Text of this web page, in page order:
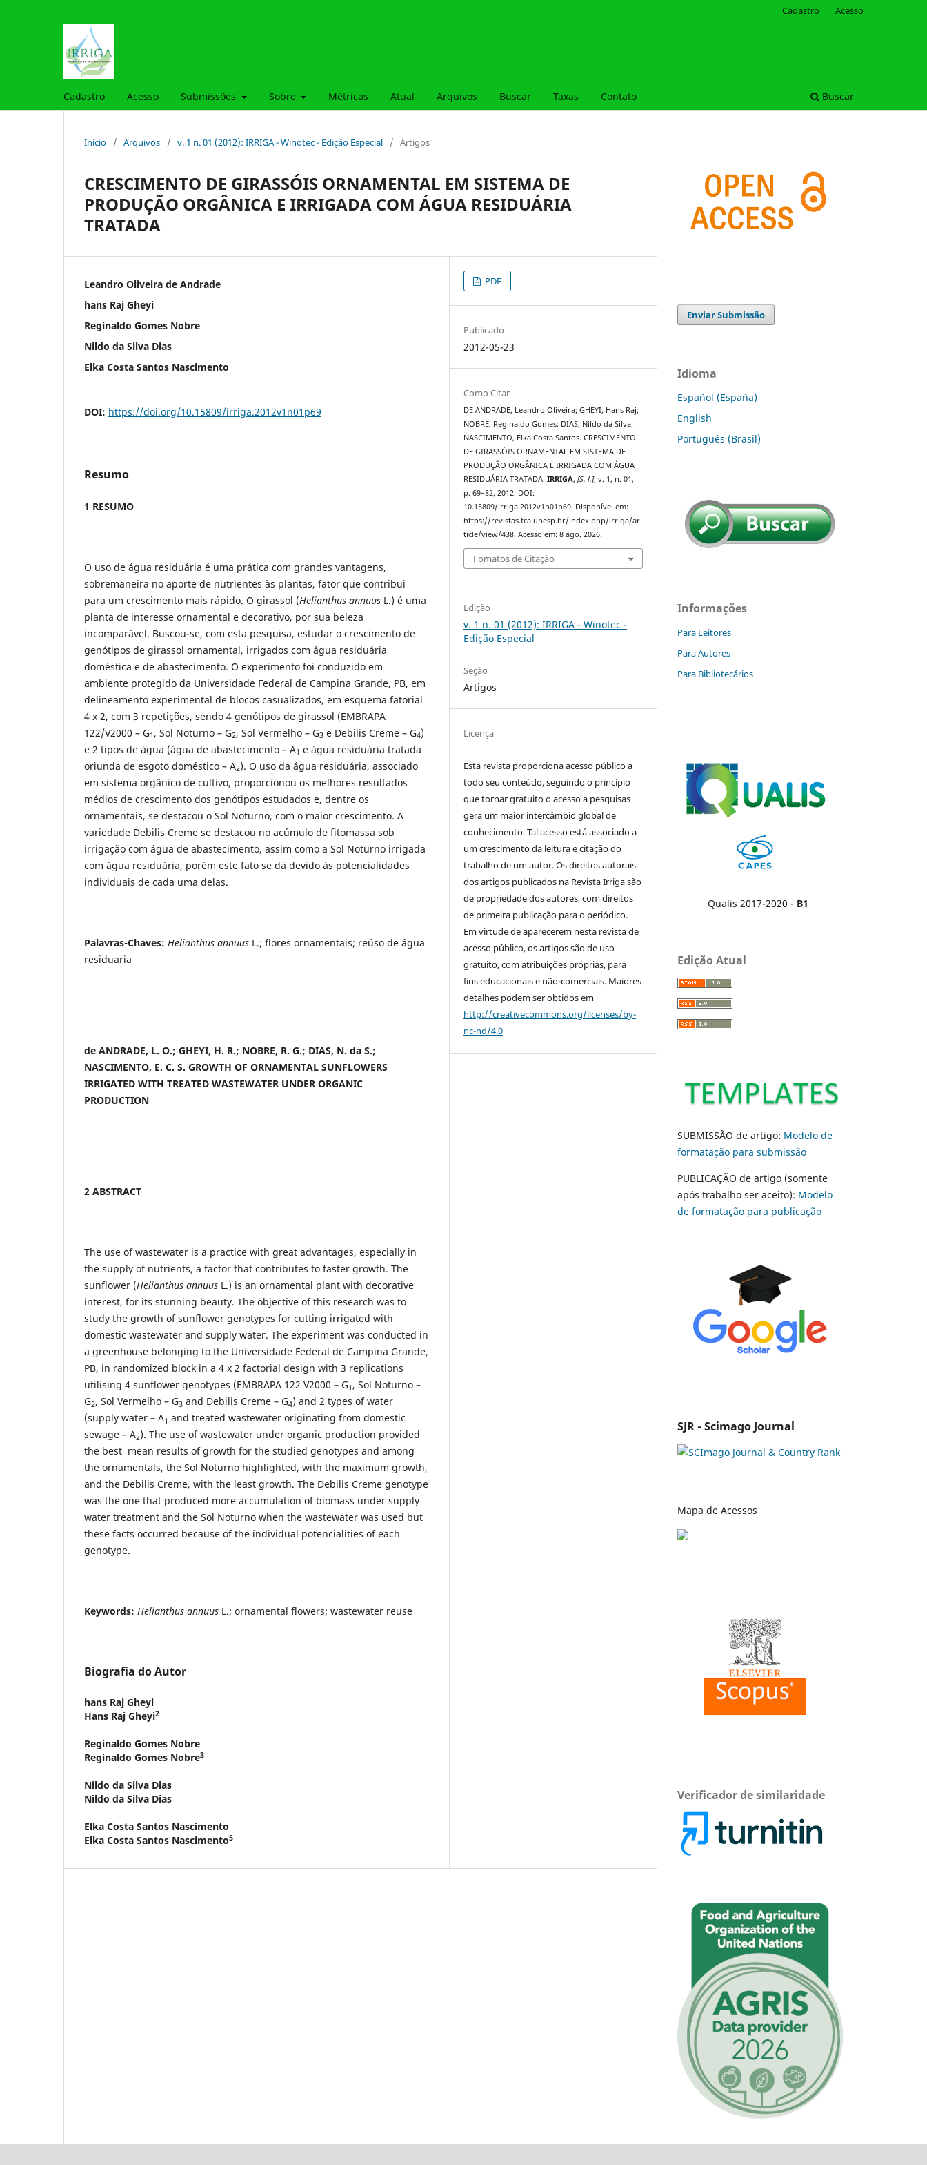
Cadastro Acesso Submissões Sobre Métricas Atual Arquivos Buscar Taxas Contato Buscar
Cadastro Acesso
Início / Arquivos / v. 1 n. 01 (2012): IRRIGA - Winotec - Edição Especial / Artigos
CRESCIMENTO DE GIRASSÓIS ORNAMENTAL EM SISTEMA DE
PRODUÇÃO ORGÂNICA E IRRIGADA COM ÁGUA RESIDUÁRIA
TRATADA
Leandro Oliveira de Andrade
hans Raj Gheyi
Reginaldo Gomes Nobre
Nildo da Silva Dias
Elka Costa Santos Nascimento
DOI: https://doi.org/10.15809/irriga.2012v1n01p69
Resumo
1 RESUMO
O uso de água residuária é uma prática com grandes vantagens,
sobremaneira no aporte de nutrientes às plantas, fator que contribui
para um crescimento mais rápido. O girassol (Helianthus annuus L.) é uma
planta de interesse ornamental e decorativo, por sua beleza
incomparável. Buscou-se, com esta pesquisa, estudar o crescimento de
genótipos de girassol ornamental, irrigados com água residuária
doméstica e de abastecimento. O experimento foi conduzido em
ambiente protegido da Universidade Federal de Campina Grande, PB, em
delineamento experimental de blocos casualizados, em esquema fatorial
4 x 2, com 3 repetições, sendo 4 genótipos de girassol (EMBRAPA
122/V2000 – G1 , Sol Noturno – G2, Sol Vermelho – G3 e Debilis Creme – G4)
e 2 tipos de água (água de abastecimento – A1 e água residuária tratada
oriunda de esgoto doméstico – A2). O uso da água residuária, associado
em sistema orgânico de cultivo, proporcionou os melhores resultados
médios de crescimento dos genótipos estudados e, dentre os
ornamentais, se destacou o Sol Noturno, com o maior crescimento. A
variedade Debilis Creme se destacou no acúmulo de fitomassa sob
irrigação com água de abastecimento, assim como a Sol Noturno irrigada
com água residuária, porém este fato se dá devido às potencialidades
individuais de cada uma delas.
Palavras-Chaves: Helianthus annuus L.; flores ornamentais; reúso de água
residuaria
de ANDRADE, L. O.; GHEYI, H. R.; NOBRE, R. G.; DIAS, N. da S.;
NASCIMENTO, E. C. S. GROWTH OF ORNAMENTAL SUNFLOWERS
IRRIGATED WITH TREATED WASTEWATER UNDER ORGANIC
PRODUCTION
2 ABSTRACT
The use of wastewater is a practice with great advantages, especially in
the supply of nutrients, a factor that contributes to faster growth. The
sunflower (Helianthus annuus L.) is an ornamental plant with decorative
interest, for its stunning beauty. The objective of this research was to
study the growth of sunflower genotypes for cutting irrigated with
domestic wastewater and supply water. The experiment was conducted in
a greenhouse belonging to the Universidade Federal de Campina Grande,
PB, in randomized block in a 4 x 2 factorial design with 3 replications
utilising 4 sunflower genotypes (EMBRAPA 122 V2000 – G1 , Sol Noturno –
G2, Sol Vermelho – G3 and Debilis Creme – G4) and 2 types of water
(supply water – A1 and treated wastewater originating from domestic
sewage – A2). The use of wastewater under organic production provided
the best mean results of growth for the studied genotypes and among
the ornamentals, the Sol Noturno highlighted, with the maximum growth,
and the Debilis Creme, with the least growth. The Debilis Creme genotype
was the one that produced more accumulation of biomass under supply
water treatment and the Sol Noturno when the wastewater was used but
these facts occurred because of the individual potencialities of each
genotype.
Keywords: Helianthus annuus L.; ornamental flowers; wastewater reuse
Biografia do Autor
hans Raj Gheyi
Hans Raj Gheyi2
Reginaldo Gomes Nobre
Reginaldo Gomes Nobre3
Nildo da Silva Dias
Nildo da Silva Dias
Elka Costa Santos Nascimento
Elka Costa Santos Nascimento5
PDF
Publicado
2012-05-23
Como Citar
DE ANDRADE, Leandro Oliveira; GHEYI, Hans Raj;
NOBRE, Reginaldo Gomes; DIAS, Nildo da Silva;
NASCIMENTO, Elka Costa Santos. CRESCIMENTO
DE GIRASSÓIS ORNAMENTAL EM SISTEMA DE
PRODUÇÃO ORGÂNICA E IRRIGADA COM ÁGUA
RESIDUÁRIA TRATADA.IRRIGA,[S. l.], v. 1, n. 01,
p. 69–82, 2012. DOI:
10.15809/irriga.2012v1n01p69. Disponível em:
https://revistas.fca.unesp.br/index.php/irriga/ar
ticle/view/438. Acesso em: 8 ago. 2026.
Fomatos de Citação
Edição
v. 1 n. 01 (2012): IRRIGA - Winotec -
Edição Especial
Seção
Artigos
Licença
Esta revista proporciona acesso público a
todo seu conteúdo, seguindo o princípio
que tornar gratuito o acesso a pesquisas
gera um maior intercâmbio global de
conhecimento. Tal acesso está associado a
um crescimento da leitura e citação do
trabalho de um autor. Os direitos autorais
dos artigos publicados na Revista Irriga são
de propriedade dos autores, com direitos
de primeira publicação para o periódico.
Em virtude de aparecerem nesta revista de
acesso público, os artigos são de uso
gratuito, com atribuições próprias, para
fins educacionais e não-comerciais. Maiores
detalhes podem ser obtidos em
http://creativecommons.org/licenses/by-
nc-nd/4.0
Enviar Submissão
Idioma
Español (España)
English
Português (Brasil)
Informações
Para Leitores
Para Autores
Para Bibliotecários
Qualis 2017-2020 - B1
Edição Atual
SUBMISSÃO de artigo: Modelo de
formatação para submissão
PUBLICAÇÃO de artigo (somente
após trabalho ser aceito): Modelo
de formatação para publicação
SJR - Scimago Journal
Mapa de Acessos
Verificador de similaridade